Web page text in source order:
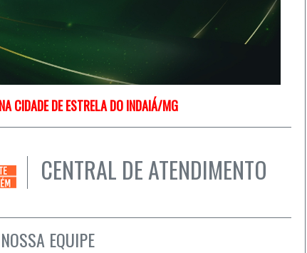
CIDADE DE ESTRELA DO INDAIÁ/MG
CENTRAL DE ATENDIMENTO
EQUIPE